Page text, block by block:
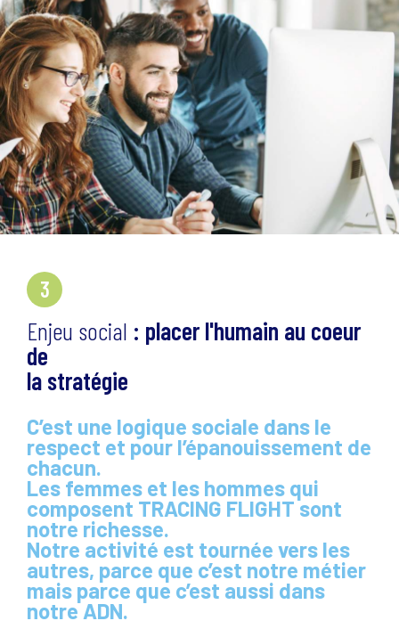
3
Enjeu social : placer l'humain au coeur
de
la stratégie
C’est une logique sociale dans le
respect et pour l’épanouissement de
chacun.
Les femmes et les hommes qui
composent TRACING FLIGHT sont
notre richesse.
Notre activité est tournée vers les
autres, parce que c’est notre métier
mais parce que c’est aussi dans
notre ADN.